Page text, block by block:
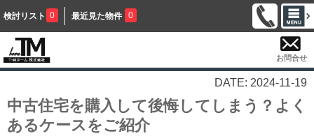
検討リスト 0 最近見た物件 0
お問合せ
DATE: 2024-11-19
中古住宅を購入して後悔してしまう？よく
あるケースをご紹介